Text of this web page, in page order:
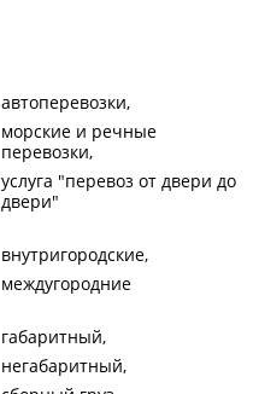
автоперевозки
морские и речные
перевозки
услуга "перевоз от двери до
двери"
внутригородские
междугородние
габаритный
негабаритный